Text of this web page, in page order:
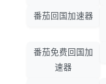
番茄回国加速器
番茄免费回国加
速器